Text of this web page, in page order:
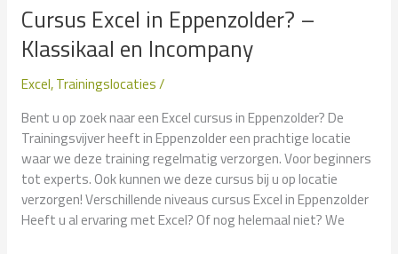
Cursus Excel in Eppenzolder? –
Klassikaal en Incompany
Excel,Trainingslocaties/
Bent u op zoek naar een Excel cursus in Eppenzolder? De
Trainingsvijver heeft in Eppenzolder een prachtige locatie
waar we deze training regelmatig verzorgen. Voor beginners
tot experts. Ook kunnen we deze cursus bij u op locatie
verzorgen! Verschillende niveaus cursus Excel in Eppenzolder
Heeft u al ervaring met Excel? Of nog helemaal niet? We